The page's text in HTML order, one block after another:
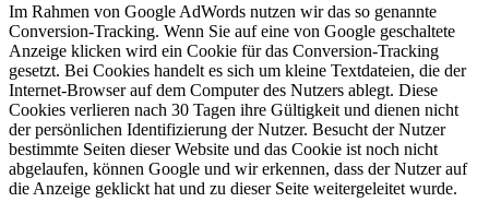
Im Rahmen von Google AdWords nutzen wir das so genannte
Conversion-Tracking. Wenn Sie auf eine von Google geschaltete
Anzeige klicken wird ein Cookie für das Conversion-Tracking
gesetzt. Bei Cookies handelt es sich um kleine Textdateien, die der
Internet-Browser auf dem Computer des Nutzers ablegt. Diese
Cookies verlieren nach 30 Tagen ihre Gültigkeit und dienen nicht
der persönlichen Identifizierung der Nutzer. Besucht der Nutzer
bestimmte Seiten dieser Website und das Cookie ist noch nicht
abgelaufen, können Google und wir erkennen, dass der Nutzer auf
die Anzeige geklickt hat und zu dieser Seite weitergeleitet wurde.